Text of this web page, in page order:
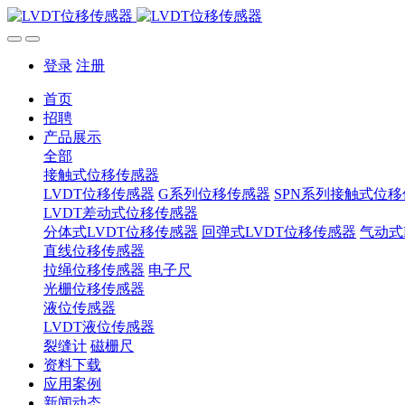
登录 注册
首页
招聘
产品展示
全部
接触式位移传感器
LVDT位移传感器 G系列位移传感器 SPN系列接触式位
LVDT差动式位移传感器
分体式LVDT位移传感器 回弹式LVDT位移传感器 气动
直线位移传感器
拉绳位移传感器 电子尺
光栅位移传感器
液位传感器
LVDT液位传感器
裂缝计 磁栅尺
资料下载
应用案例